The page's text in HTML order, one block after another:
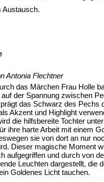
Austausch.
Antonia Flechtner
das Märchen Frau Holle
der Spannung zwischen
das Schwarz des Pechs
Akzent und Highlight
die hilfsbereite Tochter
ihre harte Arbeit mit einem
sie von dort an nur
Dieser magische Moment
aufgegriffen und durch von
Leuchten dargestellt, die
Goldenes Licht tauchen.